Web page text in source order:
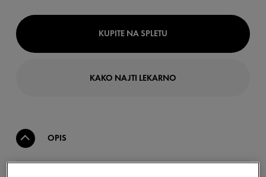
KUPITE NA SPLETU
KAKO NAJTI LEKARNO
OPIS